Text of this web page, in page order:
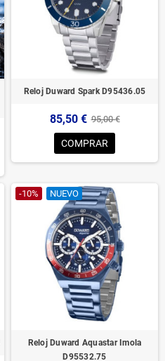
Reloj Duward Spark D95436.05
85,50 € 95,00 €
COMPRAR
-10% NUEVO
Reloj Duward Aquastar Imola
D95532.75